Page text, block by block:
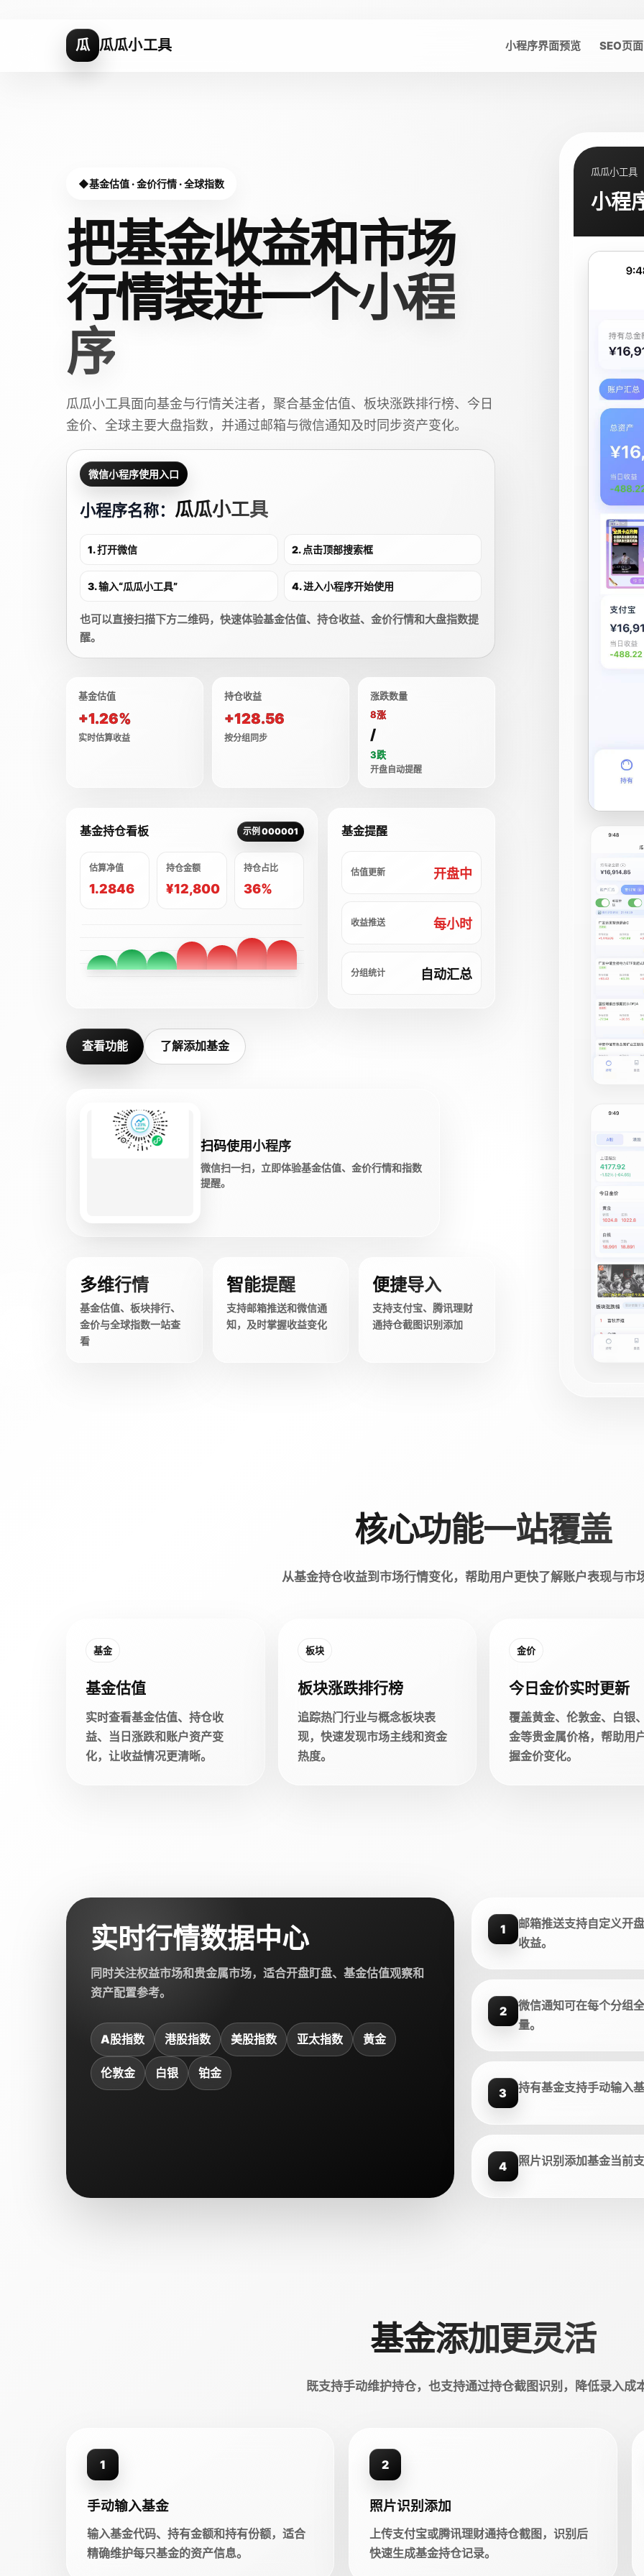
瓜 瓜瓜小工具 小程序界面预览 SEO页面
基金估值 · 金价行情 · 全球指数
把基金收益和市场
行情装进一个小程
序
瓜瓜小工具面向基金与行情关注者，聚合基金估值、板块涨跌排行榜、今日
金价、全球主要大盘指数，并通过邮箱与微信通知及时同步资产变化。
微信小程序使用入口
小程序名称： 瓜瓜小工具
1. 打开微信 2. 点击顶部搜索框
3. 输入“瓜瓜小工具” 4. 进入小程序开始使用
也可以直接扫描下方二维码，快速体验基金估值、持仓收益、金价行情和大盘指数提
醒。
基金估值
+1.26%
实时估算收益
持仓收益
+128.56
按分组同步
涨跌数量
8涨
/
3跌
开盘自动提醒
基金持仓看板 示例 000001
估算净值
1.2846
持仓金额
¥12,800
持仓占比
36%
基金提醒
估值更新 开盘中
收益推送 每小时
分组统计 自动汇总
查看功能 了解添加基金
扫码使用小程序
微信扫一扫，立即体验基金估值、金价行情和指数
提醒。
多维行情
基金估值、板块排行、
金价与全球指数一站查
看
智能提醒
支持邮箱推送和微信通
知，及时掌握收益变化
便捷导入
支持支付宝、腾讯理财
通持仓截图识别添加
瓜瓜小工具
小程
核心功能一站覆盖
从基金持仓收益到市场行情变化，帮助用户更快了解账户表现与市
基金
基金估值
实时查看基金估值、持仓收
益、当日涨跌和账户资产变
化，让收益情况更清晰。
板块
板块涨跌排行榜
追踪热门行业与概念板块表
现，快速发现市场主线和资金
热度。
金价
今日金价实时更新
覆盖黄金、伦敦金、白银
金等贵金属价格，帮助用
握金价变化。
实时行情数据中心
同时关注权益市场和贵金属市场，适合开盘盯盘、基金估值观察和
资产配置参考。
A股指数 港股指数 美股指数 亚太指数 黄金
伦敦金 白银 铂金
1
邮箱推送支持自定义开
收益。
2
微信通知可在每个分组
量。
3 持有基金支持手动输入
4 照片识别添加基金当前
基金添加更灵活
既支持手动维护持仓，也支持通过持仓截图识别，降低录入成
1
手动输入基金
输入基金代码、持有金额和持有份额，适合
精确维护每只基金的资产信息。
2
照片识别添加
上传支付宝或腾讯理财通持仓截图，识别后
快速生成基金持仓记录。